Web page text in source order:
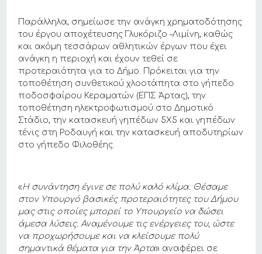
Παράλληλα, σημείωσε την ανάγκη χρηματοδότησης
του έργου αποχέτευσης Γλυκόριζο –Λιμίνη, καθώς
και ακόμη τεσσάρων αθλητικών έργων που έχει
ανάγκη η περιοχή και έχουν τεθεί σε
προτεραιότητα για το Δήμο. Πρόκειται για την
τοποθέτηση συνθετικού χλοοτάπητα στο γήπεδο
ποδοσφαίρου Κεραματών (ΕΠΣ Άρτας), την
τοποθέτηση ηλεκτροφωτισμού στο Δημοτικό
Στάδιο, την κατασκευή γηπέδων 5Χ5 και γηπέδων
τένις στη Ροδαυγή και την κατασκευή αποδυτηρίων
στο γήπεδο Φιλοθέης.
«Η συνάντηση έγινε σε πολύ καλό κλίμα. Θέσαμε
στον Υπουργό βασικές προτεραιότητες του Δήμου
μας στις οποίες μπορεί το Υπουργείο να δώσει
άμεσα λύσεις. Αναμένουμε τις ενέργειες του, ώστε
να προχωρήσουμε και να κλείσουμε πολύ
σημαντικά θέματα για την Άρτα» αναφέρει σε